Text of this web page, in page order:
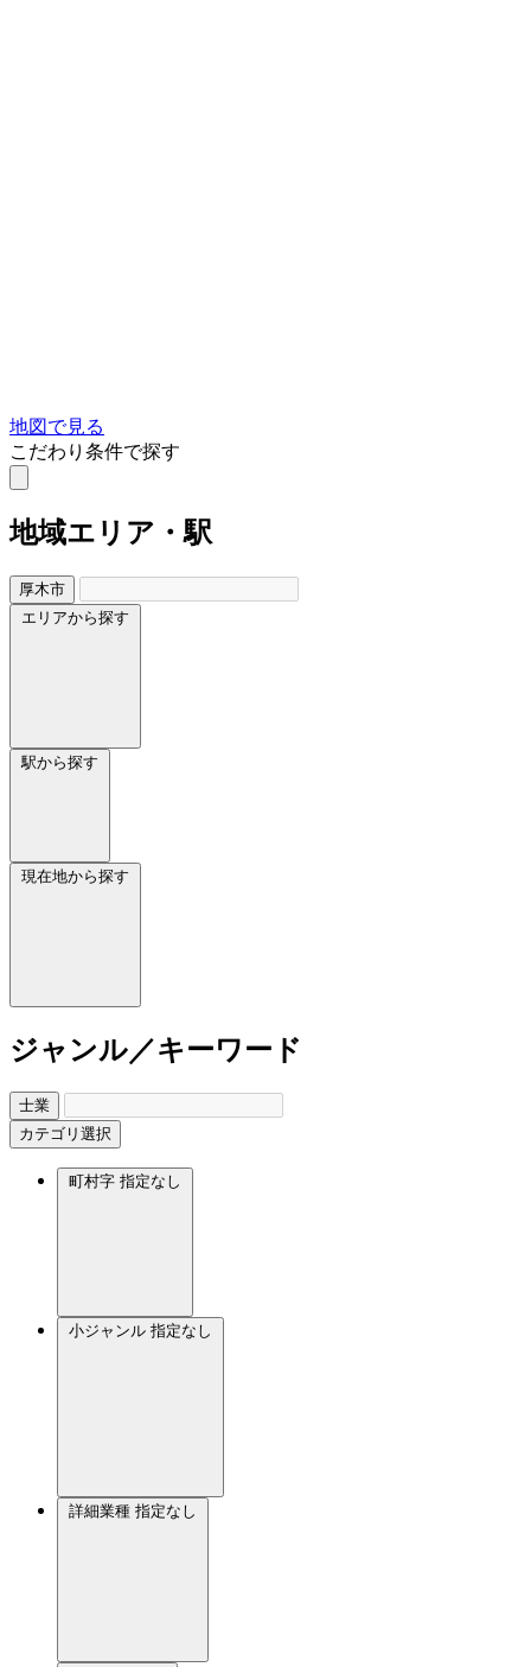
地図で見る
こだわり条件で探す
地域エリア・駅
厚木市
エリアから探す
駅から探す
現在地から探す
ジャンル／キーワード
士業
カテゴリ選択
町村字 指定なし
小ジャンル 指定なし
詳細業種 指定なし